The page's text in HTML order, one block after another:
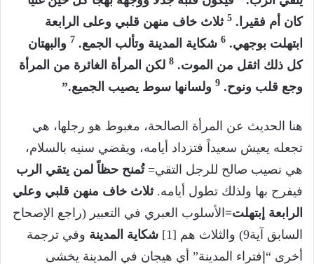
كان أم فقيرا. 5 ثلاث خاف منهن قلبي وعلى الرابعة
ابتهلت بوجهي. 6 شكاية المدينة وتألب الجمع. 7 والبهتان
كل ذلك اثقل من الموت. 8 لكن المرأة الغائرة من المرأة
وجع قلب ونوح. 9 ولسانها سوط يصيب الجميع.”
هنا الحديث عن المرأة الصالحة، مغبوط هو رجلها، هي
تجعله يعيش سعيداً فتزداد أيامه، ويقضي سنيه بالسلام،
هي نصيب صالح للرجل التقي=تُمنح حظاً لمن يتقي الرب
فيفرح بها ولذلك تطول أيامه.ثلاث خاف منهن قلبي وعلي
الرابعة إبتهلت= الأسلوب العبري في التعبير (راجع الإصحاح
السابق آية9) والثلاث هم [1]
شكاية المدينة وفي ترجمة
أخرى “إفتراء المدينة” أي هيجان في المدينة يخشى